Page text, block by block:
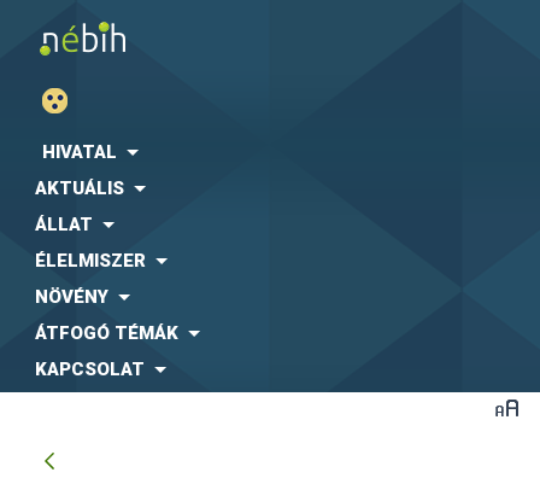
HIVATAL
AKTUÁLIS
ÁLLAT
ÉLELMISZER
NÖVÉNY
ÁTFOGÓ TÉMÁK
KAPCSOLAT